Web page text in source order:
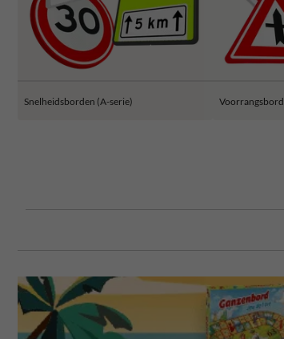
Snelheidsborden (A-serie)